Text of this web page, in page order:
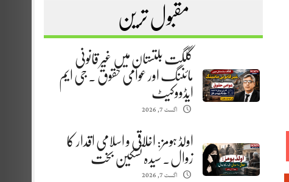
مقبول ترین
گلگت بلتستان میں غیر قانونی
مائننگ اور عوامی حقوق . جی ایم
ایڈووکیٹ
اگست 7, 2026
اولڈ ہومز: اخلاقی و اسلامی اقدار کا
زوال. سیدہ تسکین بخت
اگست 7, 2026